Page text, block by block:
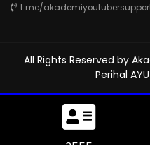
t.me/
All Rights Reserved by
Perihal AYU